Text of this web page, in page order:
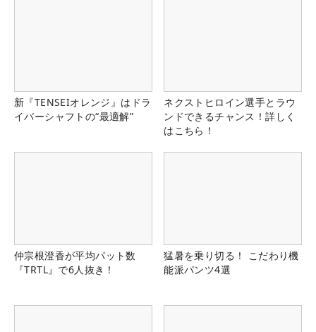
新『TENSEIオレンジ』はドラ
イバーシャフトの“最適解”
ネクストヒロイン選手とラウ
ンドできるチャンス！詳しく
はこちら！
仲宗根澄香が平均パット数
『TRTL』で6人抜き！
猛暑を乗り切る！ こだわり機
能派パンツ4選